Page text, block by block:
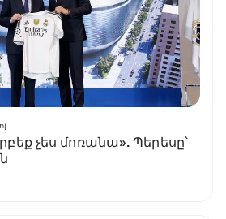
չես մոռանա». Պերեսը՝